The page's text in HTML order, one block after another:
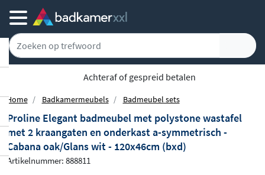
Achteraf of gespreid betalen
Home Badkamermeubels Badmeubel sets
Proline Elegant badmeubel met polystone wastafel
met 2 kraangaten en onderkast a-symmetrisch -
Cabana oak/Glans wit - 120x46cm (bxd)
Artikelnummer: 888811